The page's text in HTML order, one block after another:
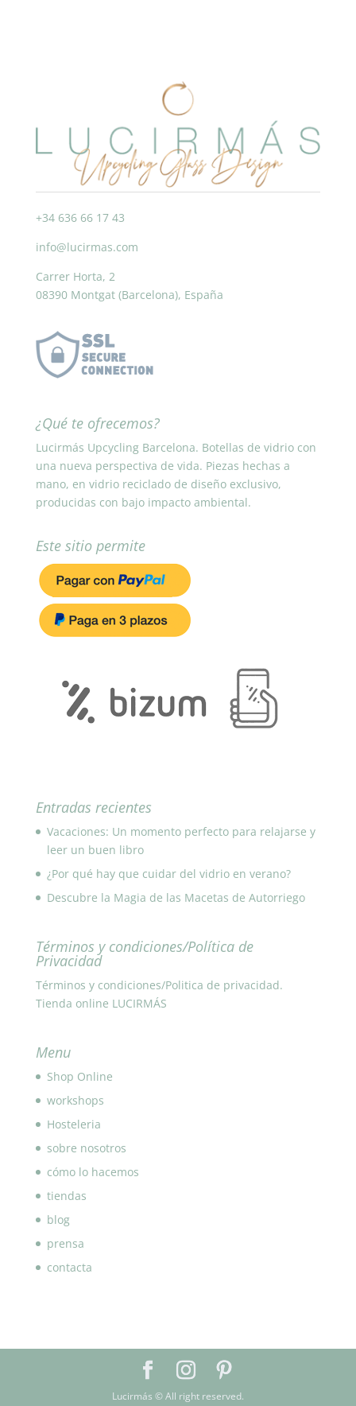
+34 636 66 17 43
info@lucirmas.com
Carrer Horta, 2
08390 Montgat (Barcelona), España
¿Qué te ofrecemos?
Lucirmás Upcycling Barcelona. Botellas de vidrio con
una nueva perspectiva de vida. Piezas hechas a
mano, en vidrio reciclado de diseño exclusivo,
producidas con bajo impacto ambiental.
Este sitio permite
Entradas recientes
Vacaciones: Un momento perfecto para relajarse y
leer un buen libro
¿Por qué hay que cuidar del vidrio en verano?
Descubre la Magia de las Macetas de Autorriego
Términos y condiciones/Política de
Privacidad
Términos y condiciones/Politica de privacidad.
Tienda online LUCIRMÁS
Menu
Shop Online
workshops
Hosteleria
sobre nosotros
cómo lo hacemos
tiendas
blog
prensa
contacta
Lucirmás © All right reserved.